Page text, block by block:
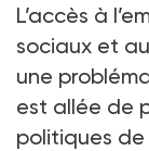
L’accès à
sociaux et
une
est allée de
politiques de